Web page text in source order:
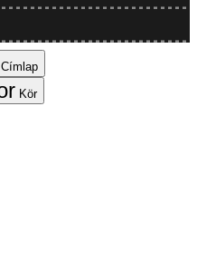
Címlap
Kör